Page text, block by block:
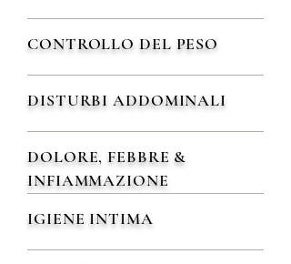
CONTROLLO DEL PESO
DISTURBI ADDOMINALI
DOLORE, FEBBRE &
INFIAMMAZIONE
IGIENE INTIMA